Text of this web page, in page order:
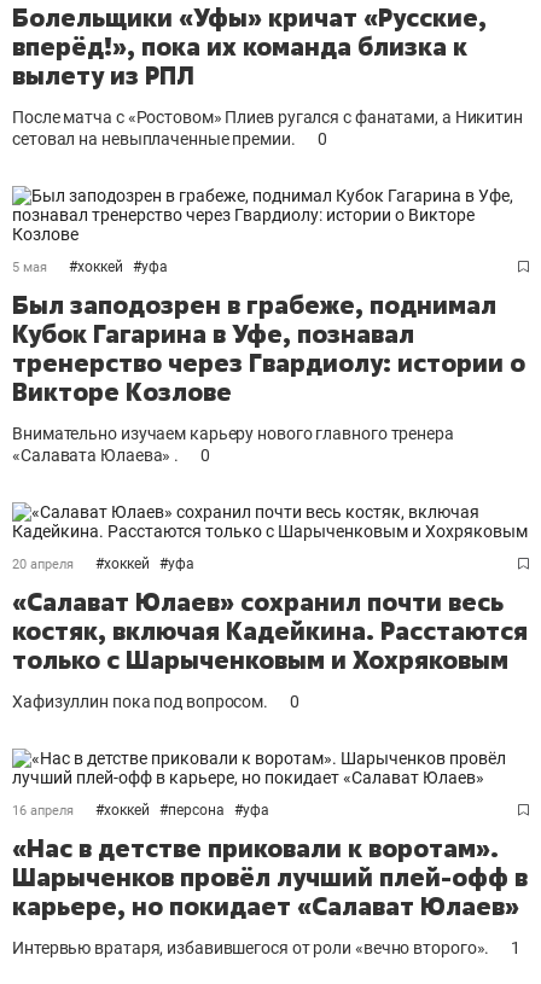
Болельщики «Уфы» кричат «Русские,
вперёд!», пока их команда близка к
вылету из РПЛ
После матча с «Ростовом» Плиев ругался с фанатами, а Никитин
сетовал на невыплаченные премии.
0
5 мая #хоккей #уфа
Был заподозрен в грабеже, поднимал
Кубок Гагарина в Уфе, познавал
тренерство через Гвардиолу: истории о
Викторе Козлове
Внимательно изучаем карьеру нового главного тренера
«Салавата Юлаева» .
0
20 апреля #хоккей #уфа
«Салават Юлаев» сохранил почти весь
костяк, включая Кадейкина. Расстаются
только с Шарыченковым и Хохряковым
Хафизуллин пока под вопросом. 0
16 апреля #хоккей #персона #уфа
«Нас в детстве приковали к воротам».
Шарыченков провёл лучший плей-офф в
карьере, но покидает «Салават Юлаев»
Интервью вратаря, избавившегося от роли «вечно второго». 1